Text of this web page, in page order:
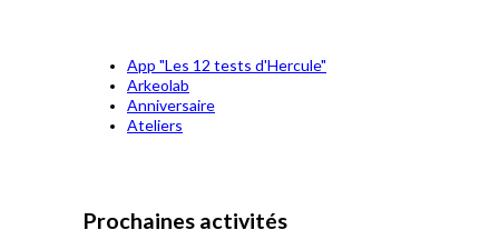
App "Les 12 tests d'Hercule"
Arkeolab
Anniversaire
Ateliers
Prochaines activités